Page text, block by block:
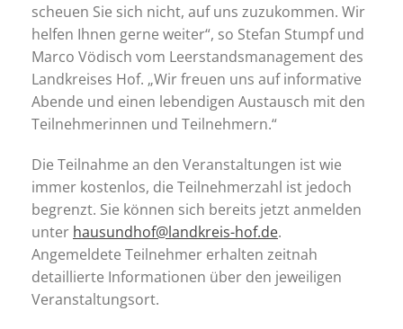
scheuen Sie sich nicht, auf uns zuzukommen. Wir
helfen Ihnen gerne weiter“, so Stefan Stumpf und
Marco Vödisch vom Leerstandsmanagement des
Landkreises Hof. „Wir freuen uns auf informative
Abende und einen lebendigen Austausch mit den
Teilnehmerinnen und Teilnehmern.“
Die Teilnahme an den Veranstaltungen ist wie
immer kostenlos, die Teilnehmerzahl ist jedoch
begrenzt. Sie können sich bereits jetzt anmelden
unter hausundhof@landkreis-hof.de.
Angemeldete Teilnehmer erhalten zeitnah
detaillierte Informationen über den jeweiligen
Veranstaltungsort.